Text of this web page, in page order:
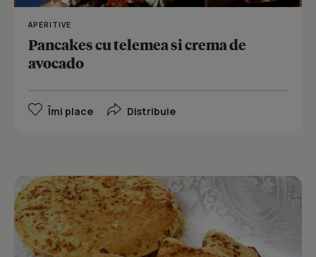
APERITIVE
Pancakes cu telemea si crema de
avocado
Îmi place Distribuie